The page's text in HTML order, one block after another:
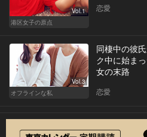
Vol.1
港区女子の原点
恋愛
Vol.3
オフラインな私
同棲中の彼
ク中に始ま
女の末路
恋愛